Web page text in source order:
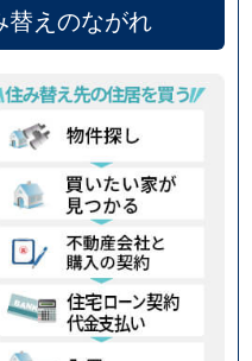
替えのながれ